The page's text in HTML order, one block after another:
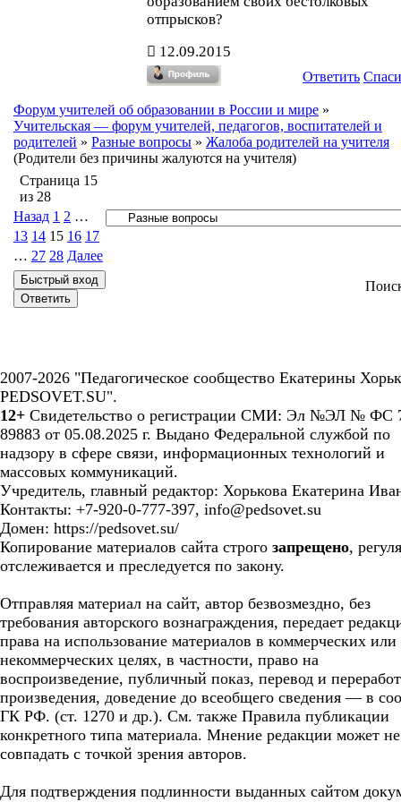
отпрысков?
12.09.2015
Ответить
Форум учителей об образовании в России и мире »
Учительская — форум учителей, педагогов, воспитателей и
родителей » Разные вопросы » Жалоба родителей на учителя
(Родители без причины жалуются на учителя)
Страница 15
из 28
Назад 1 2 …
13 14 15 16 17
… 27 28 Далее
2007-2026 "Педагогическое сообщество Екатерины
PEDSOVET.SU".
12+ Свидетельство о регистрации СМИ: Эл №ЭЛ № ФС
89883 от 05.08.2025 г. Выдано Федеральной службой по
надзору в сфере связи, информационных технологий и
массовых коммуникаций.
Учредитель, главный редактор: Хорькова Екатерина
Контакты: +7-920-0-777-397, info@pedsovet.su
Домен: https://pedsovet.su/
Копирование материалов сайта строго запрещено,
отслеживается и преследуется по закону.
Отправляя материал на сайт, автор безвозмездно, без
требования авторского вознаграждения, передает
права на использование материалов в коммерческих или
некоммерческих целях, в частности, право на
воспроизведение, публичный показ, перевод и
произведения, доведение до всеобщего сведения — в
ГК РФ. (ст. 1270 и др.). См. также Правила публикации
конкретного типа материала. Мнение редакции может не
совпадать с точкой зрения авторов.
Для подтверждения подлинности выданных сайтом